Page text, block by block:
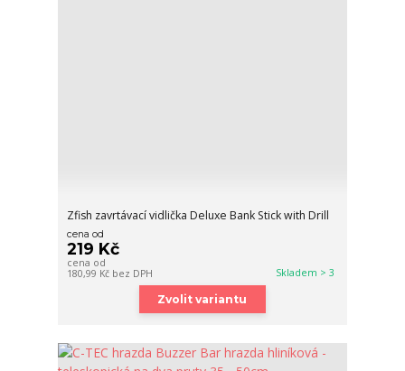
Zfish zavrtávací vidlička Deluxe Bank Stick with Drill
cena od
219 Kč
cena od
180,99 Kč bez DPH Skladem > 3
Zvolit variantu